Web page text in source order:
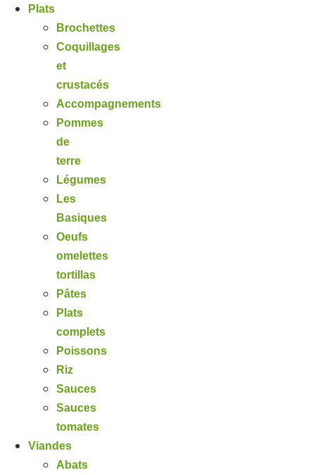
Plats
Brochettes
Coquillages
et
crustacés
Accompagnements
Pommes
de
terre
Légumes
Les
Basiques
Oeufs
omelettes
tortillas
Pâtes
Plats
complets
Poissons
Riz
Sauces
Sauces
tomates
Viandes
Abats